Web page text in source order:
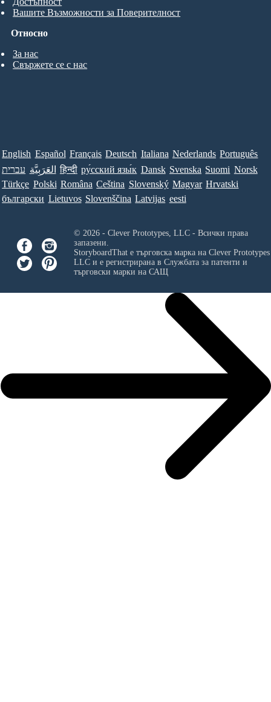
Относно
За нас
Свържете се с нас
Вашите Възможности за Поверителност
English Español Français Deutsch Italiana Nederlands Português
עברית العَرَبِيَّة हिन्दी ру́сский язы́к Dansk Svenska Suomi Norsk
Türkçe Polski Româna Ceština Slovenský Magyar Hrvatski
български Lietuvos Slovenščina Latvijas eesti
© 2026 - Clever Prototypes, LLC - Всички права
запазени.
StoryboardThat е търговска марка на Clever
LLCи е регистрирана в Службата за патенти и
търговски марки на САЩ